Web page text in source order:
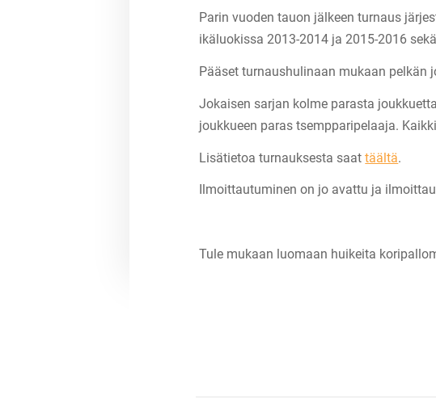
Parin vuoden tauon jälkeen turnaus
ikäluokissa 2013-2014 ja 2015-2016
Pääset turnaushulinaan mukaan pelkän
Jokaisen sarjan kolme parasta
joukkueen paras tsempparipelaaja.
Lisätietoa turnauksesta saattäältä.
Ilmoittautuminen on jo avattu ja
Tule mukaan luomaan huikeita